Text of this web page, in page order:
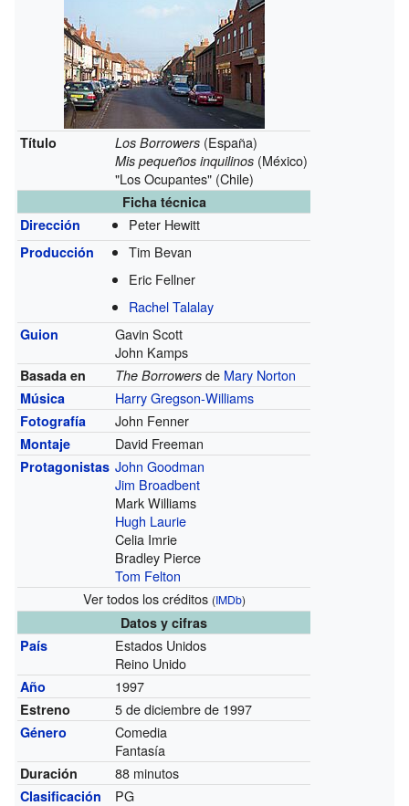
Título Los Borrowers (España)
Mis pequeños inquilinos (México)
"Los Ocupantes" (Chile)
Ficha técnica
Dirección
Peter Hewitt
Producción
Tim Bevan
Eric Fellner
Rachel Talalay
Guion
Gavin Scott
John Kamps
Basada en The Borrowers de Mary Norton
Música Harry Gregson-Williams
Fotografía John Fenner
Montaje David Freeman
Protagonistas John Goodman
Jim Broadbent
Mark Williams
Hugh Laurie
Celia Imrie
Bradley Pierce
Tom Felton
Ver todos los créditos (IMDb)
Datos y cifras
País
Estados Unidos
Reino Unido
Año 1997
Estreno 5 de diciembre de 1997
Género
Comedia
Fantasía
Duración 88 minutos
Clasificación PG